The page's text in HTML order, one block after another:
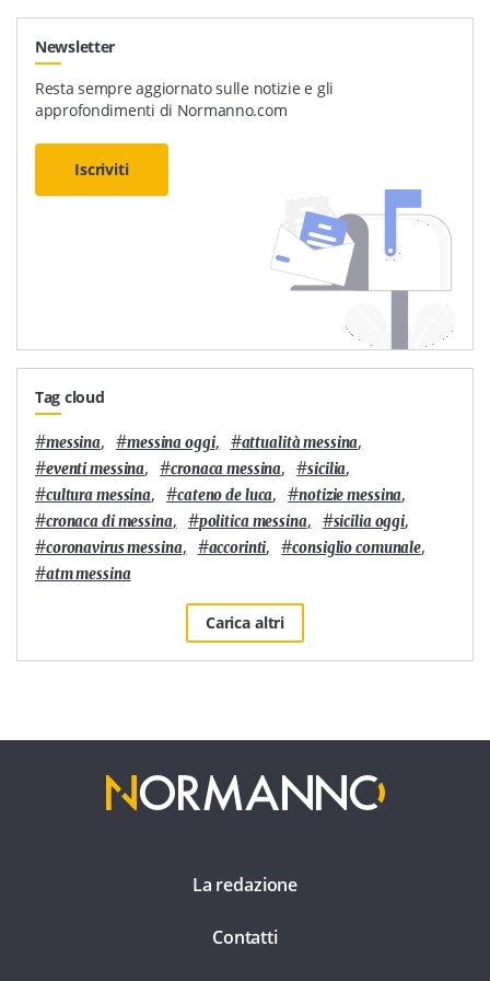
Newsletter
Resta sempre aggiornato sulle notizie e gli
approfondimenti di Normanno.com
Iscriviti
Tag cloud
#messina, #messina oggi, #attualità messina,
#eventi messina, #cronaca messina, #sicilia,
#cultura messina, #cateno de luca, #notizie messina,
#cronaca di messina, #politica messina, #sicilia oggi,
#coronavirus messina, #accorinti, #consiglio comunale,
#atm messina
Carica altri
La redazione
Contatti